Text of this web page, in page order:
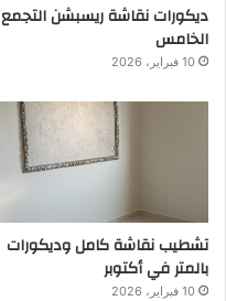
ديكورات نقاشة ريسبشن التجمع
الخامس
10 فبراير، 2026
تشطيب نقاشة كامل وديكورات
بالمتر في أكتوبر
10 فبراير، 2026